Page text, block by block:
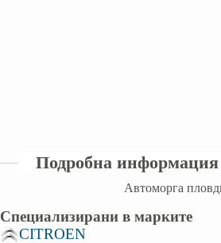
Подробна информация
Автоморга
Специализирани в марките
CITROEN